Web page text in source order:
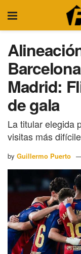
Madrid:
de gala
La titular elegida
visitas más
by Guillermo Puerto